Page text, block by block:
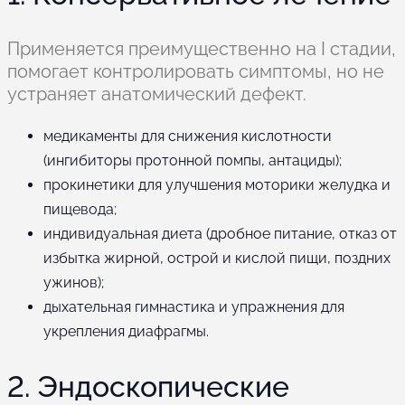
Применяется преимущественно на I стадии,
помогает контролировать симптомы, но не
устраняет анатомический дефект.
медикаменты для снижения кислотности
(ингибиторы протонной помпы, антациды);
прокинетики для улучшения моторики желудка и
пищевода;
индивидуальная диета (дробное питание, отказ от
избытка жирной, острой и кислой пищи, поздних
ужинов);
дыхательная гимнастика и упражнения для
укрепления диафрагмы.
2. Эндоскопические